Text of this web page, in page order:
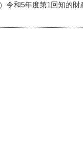
令和5年度第1回知的